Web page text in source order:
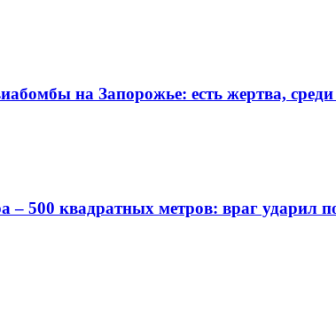
на Запорожье: есть жертва,
– 500 квадратных метров: враг ударил